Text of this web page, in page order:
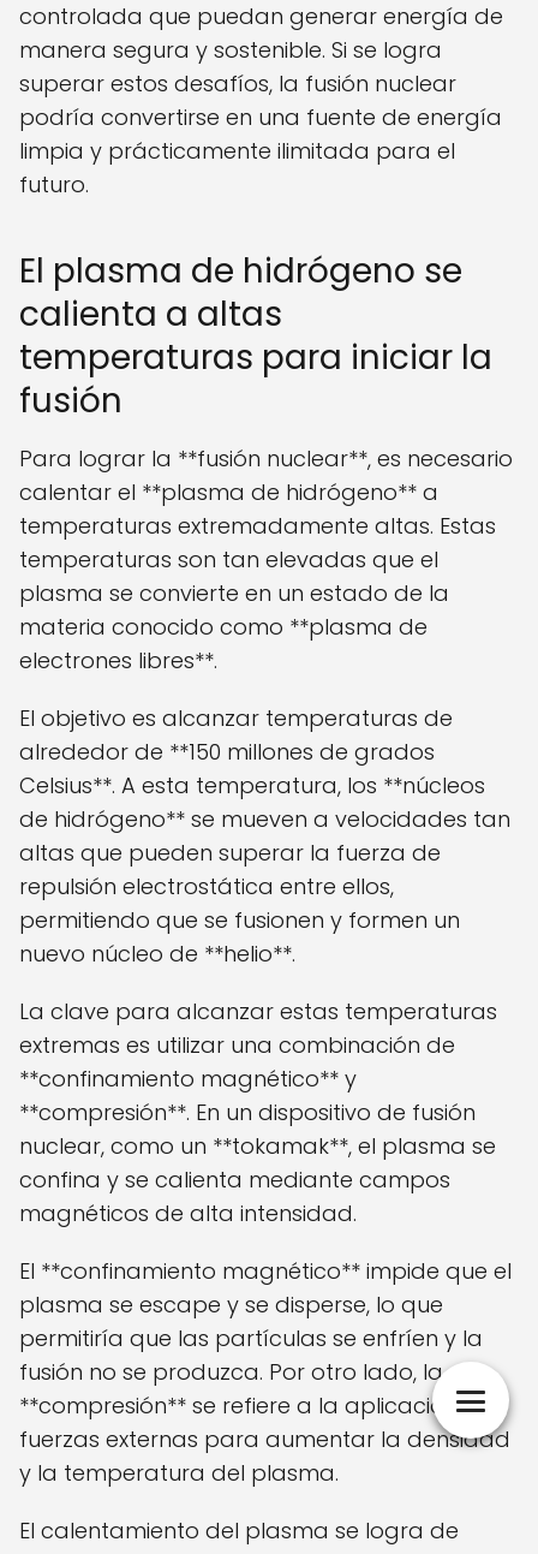
controlada que puedan generar energía de
manera segura y sostenible. Si se logra
superar estos desafíos, la fusión nuclear
podría convertirse en una fuente de energía
limpia y prácticamente ilimitada para el
futuro.
El plasma de hidrógeno se
calienta a altas
temperaturas para iniciar la
fusión
Para lograr la **fusión nuclear**, es necesario
calentar el **plasma de hidrógeno** a
temperaturas extremadamente altas. Estas
temperaturas son tan elevadas que el
plasma se convierte en un estado de la
materia conocido como **plasma de
electrones libres**.
El objetivo es alcanzar temperaturas de
alrededor de **150 millones de grados
Celsius**. A esta temperatura, los **núcleos
de hidrógeno** se mueven a velocidades tan
altas que pueden superar la fuerza de
repulsión electrostática entre ellos,
permitiendo que se fusionen y formen un
nuevo núcleo de **helio**.
La clave para alcanzar estas temperaturas
extremas es utilizar una combinación de
**confinamiento magnético** y
**compresión**. En un dispositivo de fusión
nuclear, como un **tokamak**, el plasma se
confina y se calienta mediante campos
magnéticos de alta intensidad.
El **confinamiento magnético** impide que el
plasma se escape y se disperse, lo que
permitiría que las partículas se enfríen y la
fusión no se produzca. Por otro lado, la
**compresión** se refiere a la aplicación de
fuerzas externas para aumentar la densidad
y la temperatura del plasma.
El calentamiento del plasma se logra de